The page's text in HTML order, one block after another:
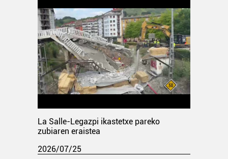
La Salle-Legazpi ikastetxe pareko
zubiaren eraistea
2026/07/25